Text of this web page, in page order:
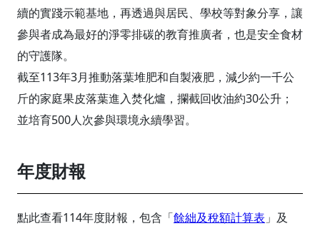
續的實踐示範基地，再透過與居民、學校等對象分享，讓
參與者成為最好的淨零排碳的教育推廣者，也是安全食材
的守護隊。
截至113年3月推動落葉堆肥和自製液肥，減少約一千公
斤的家庭果皮落葉進入焚化爐，攔截回收油約30公升；
並培育500人次參與環境永續學習。
年度財報
點此查看114年度財報，包含「餘絀及稅額計算表 」及